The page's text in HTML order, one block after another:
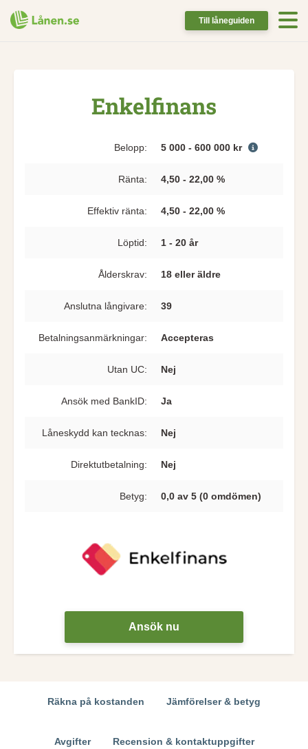
Till låneguiden
Enkelfinans
Belopp: 5 000 - 600 000 kr
Ränta: 4,50 - 22,00 %
Effektiv ränta: 4,50 - 22,00 %
Löptid: 1 - 20 år
Ålderskrav: 18 eller äldre
Anslutna långivare: 39
Betalningsanmärkningar: Accepteras
Utan UC: Nej
Ansök med BankID: Ja
Låneskydd kan tecknas: Nej
Direkt­utbetalning: Nej
Betyg: 0,0 av 5 (0 omdömen)
Ansök nu
Räkna på kostanden Jämförelser & betyg
Avgifter Recension & kontaktuppgifter